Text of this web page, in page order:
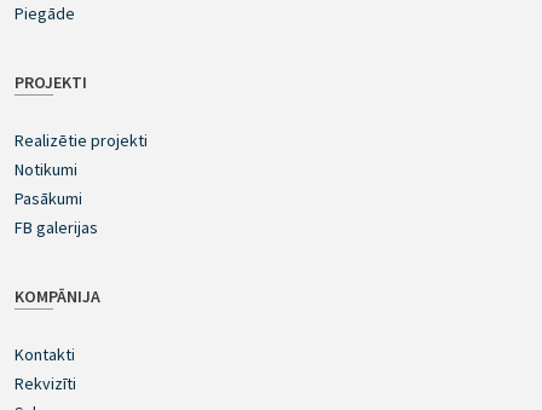
Piegāde
PROJEKTI
Realizētie projekti
Notikumi
Pasākumi
FB galerijas
KOMPĀNIJA
Kontakti
Rekvizīti